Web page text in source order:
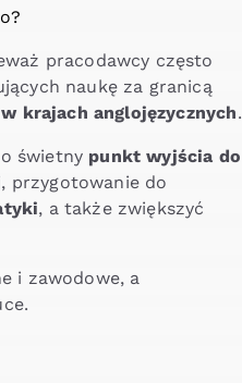
pracodawcy często
naukę za granicą
krajach anglojęzycznych.
świetny punkt wyjścia do
przygotowanie do
, a także zwiększyć
i zawodowe, a